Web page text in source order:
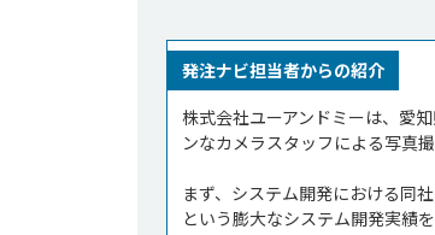
発注ナビ担当者からの紹介
株式会社ユーアンドミーは、愛
ンなカメラスタッフによる写真
まず、システム開発における同
という膨大なシステム開発実績